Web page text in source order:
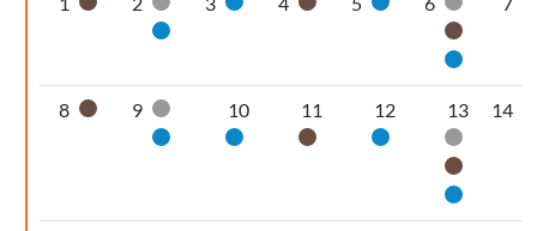
Organico umidoSecco non riciclabile
Carta
Carta Organico umido
Carta
Secco
Carta
8 Organico umido
9
Secco non riciclabile
Carta
10
Carta
11
Organico umido
12
Carta
13
Secco
Carta
14